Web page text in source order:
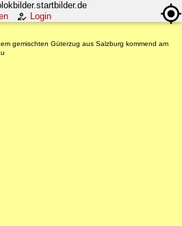
Login
gemischten Güterzug aus Salzburg kommend am